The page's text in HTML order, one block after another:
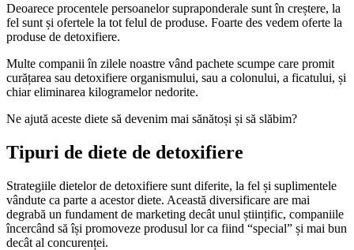
Deoarece procentele persoanelor supraponderale sunt în creștere, la
fel sunt și ofertele la tot felul de produse. Foarte des vedem oferte la
produse de detoxifiere.
Multe companii în zilele noastre vând pachete scumpe care promit
curățarea sau detoxifiere organismului, sau a colonului, a ficatului, și
chiar eliminarea kilogramelor nedorite.
Ne ajută aceste diete să devenim mai sănătoși și să slăbim?
Tipuri de diete de detoxifiere
Strategiile dietelor de detoxifiere sunt diferite, la fel și suplimentele
vândute ca parte a acestor diete. Această diversificare are mai
degrabă un fundament de marketing decât unul științific, companiile
încercând să își promoveze produsul lor ca fiind “special” și mai bun
decât al concurenței.